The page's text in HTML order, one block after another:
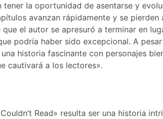
tener la oportunidad de asentarse y
avanzan rápidamente y se pierden
el autor se apresuró a terminar en
podría haber sido excepcional. A
una historia fascinante con personajes
cautivará a los lectores».
Read» resulta ser una historia